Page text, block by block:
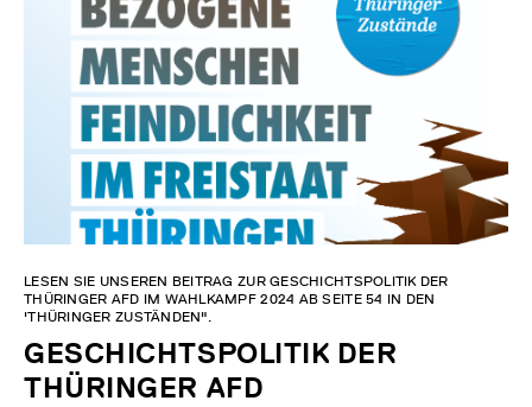
GESCHICHTSPOLITIK DER
THÜRINGER AFD
LESEN SIE UNSEREN BEITRAG ZUR GESCHICHTSPOLITIK DER
THÜRINGER AFD IM WAHLKAMPF 2024 AB SEITE 54 IN DEN
'THÜRINGER ZUSTÄNDEN".